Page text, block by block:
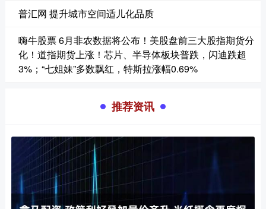
普汇网 提升城市空间适儿化品质
嗨牛股票 6月非农数据将公布！美股盘前三大股指期货分
化！道指期货上涨！芯片、半导体板块普跌，闪迪跌超
3%；“七姐妹”多数飘红，特斯拉涨幅0.69%
推荐资讯